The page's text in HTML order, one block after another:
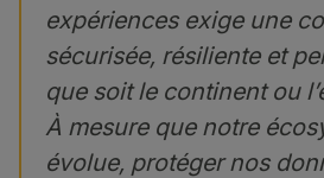
expériences exige une
sécurisée, résiliente et
que soit le continent ou
À mesure que notre
évolue, protéger nos